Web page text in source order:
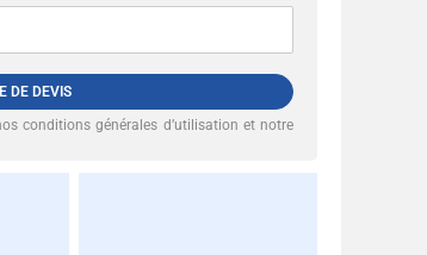
DE DEVIS
conditions générales d’utilisation et notre